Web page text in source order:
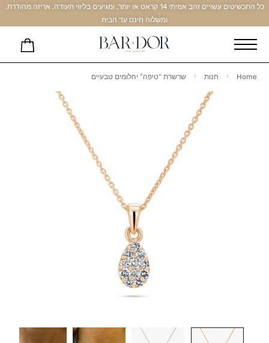
כל התכשיטים עשויים זהב אמיתי 14 קראט או יותר, ומגיעים בליווי תעודה, אריזה מהודרת,
ומשלוח חינם עד הבית
Home חנות שרשרת “טיפה” יהלומים טבעיים